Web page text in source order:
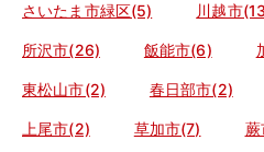
さいたま市緑区(5) 川越市
所沢市(26) 飯能市(6)
東松山市(2) 春日部市(2)
上尾市(2) 草加市(7)